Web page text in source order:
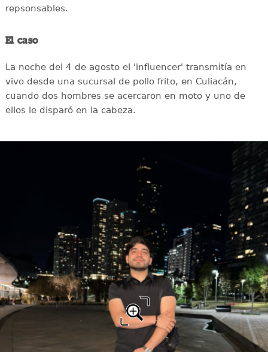
repsonsables.
El caso
La noche del 4 de agosto el 'influencer' transmitía en
vivo desde una sucursal de pollo frito, en Culiacán,
cuando dos hombres se acercaron en moto y uno de
ellos le disparó en la cabeza.